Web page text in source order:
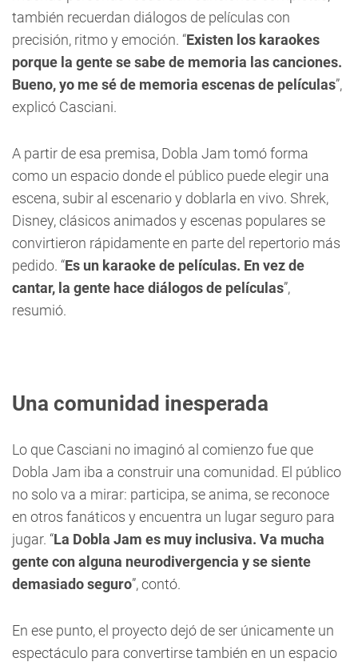
también recuerdan diálogos de películas con
precisión, ritmo y emoción. “Existen los karaokes
porque la gente se sabe de memoria las canciones.
Bueno, yo me sé de memoria escenas de películas”,
explicó Casciani.
A partir de esa premisa, Dobla Jam tomó forma
como un espacio donde el público puede elegir una
escena, subir al escenario y doblarla en vivo. Shrek,
Disney, clásicos animados y escenas populares se
convirtieron rápidamente en parte del repertorio más
pedido. “Es un karaoke de películas. En vez de
cantar, la gente hace diálogos de películas”,
resumió.
Una comunidad inesperada
Lo que Casciani no imaginó al comienzo fue que
Dobla Jam iba a construir una comunidad. El público
no solo va a mirar: participa, se anima, se reconoce
en otros fanáticos y encuentra un lugar seguro para
jugar. “La Dobla Jam es muy inclusiva. Va mucha
gente con alguna neurodivergencia y se siente
demasiado seguro”, contó.
En ese punto, el proyecto dejó de ser únicamente un
espectáculo para convertirse también en un espacio